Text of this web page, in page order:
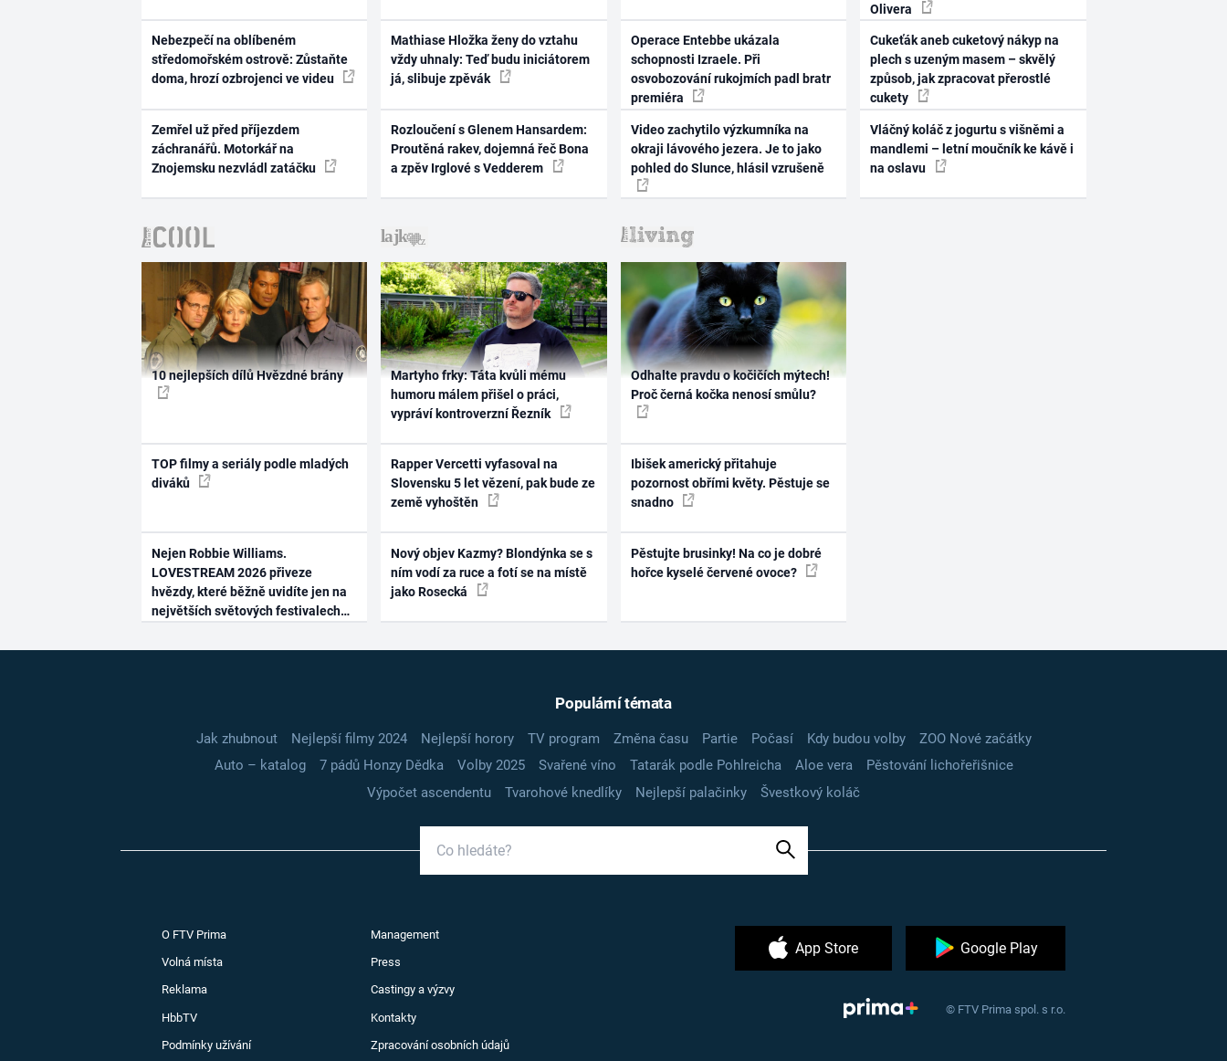
Nebezpečí na oblíbeném
středomořském ostrově: Zůstaňte
doma, hrozí ozbrojenci ve videu
Zemřel už před příjezdem
záchranářů. Motorkář na
Znojemsku nezvládl zatáčku
Mathiase Hložka ženy do vztahu
vždy uhnaly: Teď budu iniciátorem
já, slibuje zpěvák
Rozloučení s Glenem Hansardem:
Proutěná rakev, dojemná řeč Bona
a zpěv Irglové s Vedderem
Operace Entebbe ukázala
schopnosti Izraele. Při
osvobozování rukojmích padl bratr
premiéra
Video zachytilo výzkumníka na
okraji lávového jezera. Je to jako
pohled do Slunce, hlásil vzrušeně
Olivera
Cukeťák aneb cuketový nákyp na
plech s uzeným masem – skvělý
způsob, jak zpracovat přerostlé
cukety
Vláčný koláč z jogurtu s višněmi a
mandlemi – letní moučník ke kávě i
na oslavu
10 nejlepších dílů Hvězdné brány
TOP filmy a seriály podle mladých
diváků
Nejen Robbie Williams.
LOVESTREAM 2026 přiveze
hvězdy, které běžně uvidíte jen na
největších světových festivalech
Martyho frky: Táta kvůli mému
humoru málem přišel o práci,
vypráví kontroverzní Řezník
Rapper Vercetti vyfasoval na
Slovensku 5 let vězení, pak bude ze
země vyhoštěn
Nový objev Kazmy? Blondýnka se s
ním vodí za ruce a fotí se na místě
jako Rosecká
Odhalte pravdu o kočičích mýtech!
Proč černá kočka nenosí smůlu?
Ibišek americký přitahuje
pozornost obřími květy. Pěstuje se
snadno
Pěstujte brusinky! Na co je dobré
hořce kyselé červené ovoce?
Populární témata
Jak zhubnout Nejlepší filmy 2024 Nejlepší horory TV program Změna času Partie Počasí Kdy budou volby
ZOO Nové začátky
Auto – katalog
7 pádů Honzy Dědka Volby 2025 Svařené víno Tatarák podle Pohlreicha Aloe vera
Pěstování lichořeřišnice
Výpočet ascendentu
Tvarohové knedlíky Nejlepší palačinky Švestkový koláč
O FTV Prima Management
Volná místa Press
Reklama Castingy a výzvy
HbbTV Kontakty
Podmínky užívání Zpracování osobních údajů
App Store Google Play
© FTV Prima spol. s r.o.